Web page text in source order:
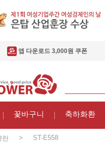
앱 다운로드 3,000원 쿠폰
꽃바구니 축하화환
란 > ST-E558